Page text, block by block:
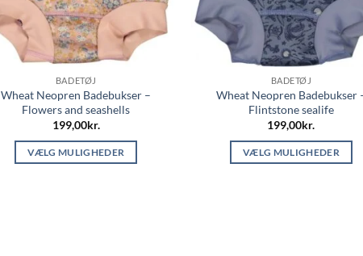
BADETØJ
Wheat Neopren Badebukser –
Flowers and seashells
199,00kr.
VÆLG MULIGHEDER
BADETØJ
Wheat Neopren Badebukser
Flintstone sealife
199,00kr.
VÆLG MULIGHEDER